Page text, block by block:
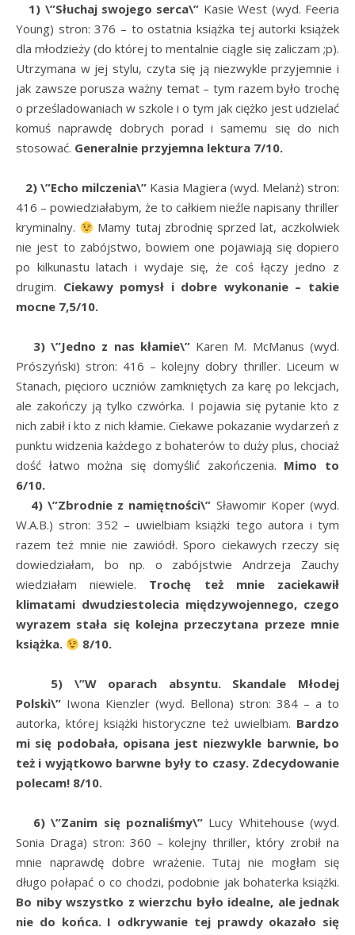
1) \”Słuchaj swojego serca\” Kasie West (wyd. Feeria
Young) stron: 376 – to ostatnia książka tej autorki książek
dla młodzieży (do której to mentalnie ciągle się zaliczam ;p).
Utrzymana w jej stylu, czyta się ją niezwykle przyjemnie i
jak zawsze porusza ważny temat – tym razem było trochę
o prześladowaniach w szkole i o tym jak ciężko jest udzielać
komuś naprawdę dobrych porad i samemu się do nich
stosować. Generalnie przyjemna lektura 7/10.
2) \”Echo milczenia\” Kasia Magiera (wyd. Melanż) stron:
416 – powiedziałabym, że to całkiem nieźle napisany thriller
kryminalny.
Mamy tutaj zbrodnię sprzed lat, aczkolwiek
nie jest to zabójstwo, bowiem one pojawiają się dopiero
po kilkunastu latach i wydaje się, że coś łączy jedno z
drugim. Ciekawy pomysł i dobre wykonanie – takie
mocne 7,5/10.
3) \”Jedno z nas kłamie\” Karen M. McManus (wyd.
Prószyński) stron: 416 – kolejny dobry thriller. Liceum w
Stanach, pięcioro uczniów zamkniętych za karę po lekcjach,
ale zakończy ją tylko czwórka. I pojawia się pytanie kto z
nich zabił i kto z nich kłamie. Ciekawe pokazanie wydarzeń z
punktu widzenia każdego z bohaterów to duży plus, chociaż
dość łatwo można się domyślić zakończenia. Mimo to
6/10.
4) \”Zbrodnie z namiętności\” Sławomir Koper (wyd.
W.A.B.) stron: 352 – uwielbiam książki tego autora i tym
razem też mnie nie zawiódł. Sporo ciekawych rzeczy się
dowiedziałam, bo np. o zabójstwie Andrzeja Zauchy
wiedziałam niewiele. Trochę też mnie zaciekawił
klimatami dwudziestolecia międzywojennego, czego
wyrazem stała się kolejna przeczytana przeze mnie
książka.
8/10.
5) \”W oparach absyntu. Skandale Młodej
Polski\” Iwona Kienzler (wyd. Bellona) stron: 384 – a to
autorka, której książki historyczne też uwielbiam. Bardzo
mi się podobała, opisana jest niezwykle barwnie, bo
też i wyjątkowo barwne były to czasy. Zdecydowanie
polecam! 8/10.
6) \”Zanim się poznaliśmy\” Lucy Whitehouse (wyd.
Sonia Draga) stron: 360 – kolejny thriller, który zrobił na
mnie naprawdę dobre wrażenie. Tutaj nie mogłam się
długo połapać o co chodzi, podobnie jak bohaterka książki.
Bo niby wszystko z wierzchu było idealne, ale jednak
nie do końca. I odkrywanie tej prawdy okazało się